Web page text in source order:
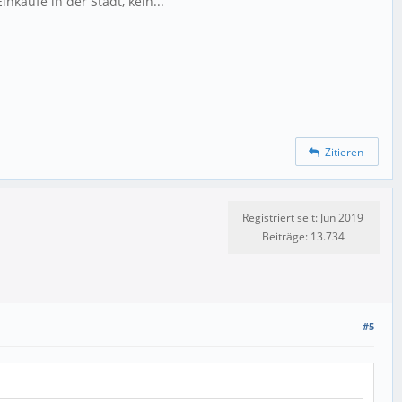
Zitieren
Registriert seit: Jun 2019
Beiträge: 13.734
#5